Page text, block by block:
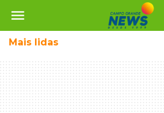
menu
Mais lidas